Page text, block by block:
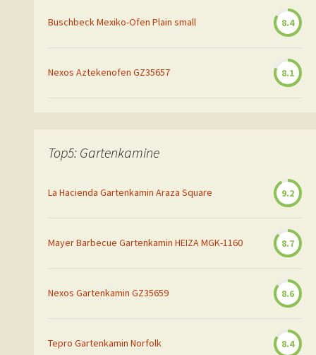
Buschbeck Mexiko-Ofen Plain small 8.4
Nexos Aztekenofen GZ35657 8.1
Top5: Gartenkamine
La Hacienda Gartenkamin Araza Square 9.2
Mayer Barbecue Gartenkamin HEIZA MGK-1160 8.7
Nexos Gartenkamin GZ35659 8.6
Tepro Gartenkamin Norfolk 8.4